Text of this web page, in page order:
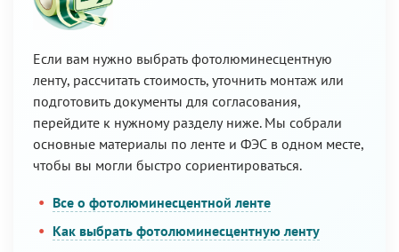
Если вам нужно выбрать фотолюминесцентную
ленту, рассчитать стоимость, уточнить монтаж или
подготовить документы для согласования,
перейдите к нужному разделу ниже. Мы собрали
основные материалы по ленте и ФЭС в одном месте,
чтобы вы могли быстро сориентироваться.
Все о фотолюминесцентной ленте
Как выбрать фотолюминесцентную ленту